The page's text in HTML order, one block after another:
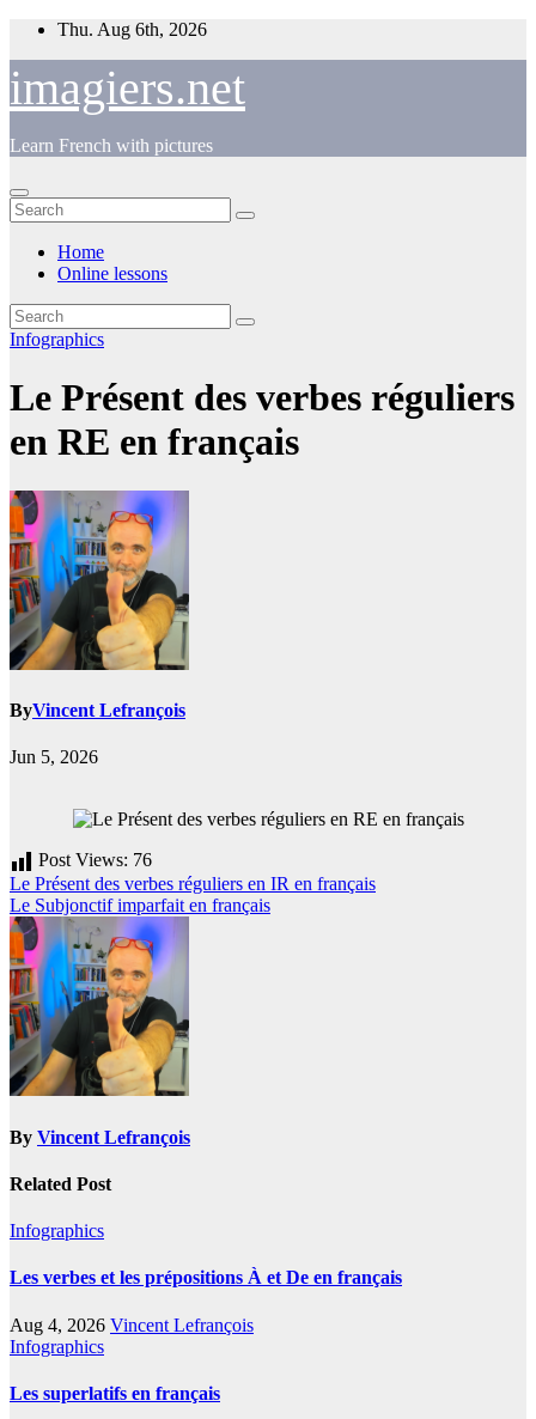
Skip
content
Thu. Aug 6th, 2026
imagiers.net
Learn French with pictures
Home
Online lessons
Infographics
Le Présent des verbes réguliers
en RE en français
ByVincent Lefrançois
Jun 5, 2026
Post Views: 76
Post
navigation
Le Présent des verbes réguliers en IR en français
Le Subjonctif imparfait en français
By Vincent Lefrançois
Related Post
Infographics
Les verbes et les prépositions À et De en français
Aug 4, 2026 Vincent Lefrançois
Infographics
Les superlatifs en français